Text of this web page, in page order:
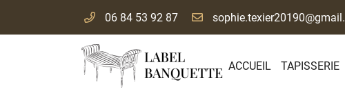
06 84 53 92 87
ACCUEIL TAPISSERIE
3755010 SAINT AVERTIN
06 84 53 92 87